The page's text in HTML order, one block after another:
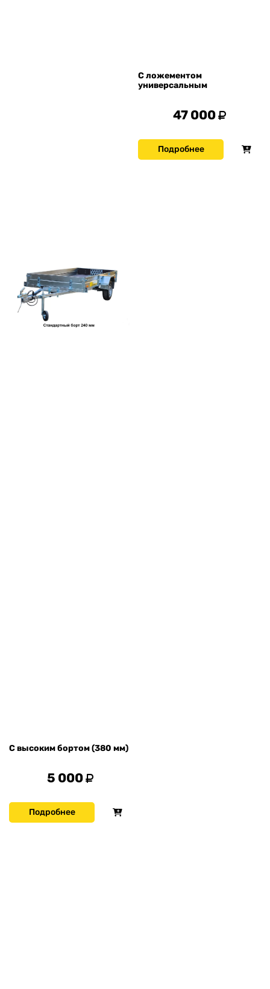
С высоким бортом (380 мм)
5 000
Подробнее
С ложементом
универсальным
47 000
Подробнее